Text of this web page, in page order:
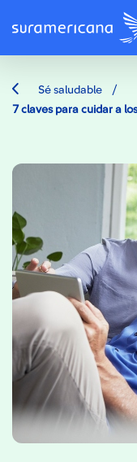
Sé saludable /
7 claves para cuidar a